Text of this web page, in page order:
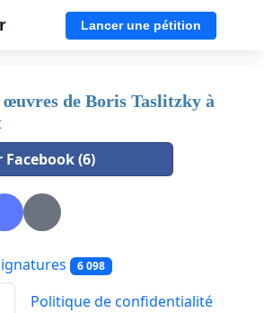
Lancer une pétition
œuvres de Boris Taslitzky à
(6)
6 098
Politique de confidentialité